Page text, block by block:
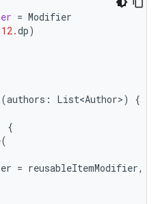
= Modifier
12.dp)
(authors : List<Author>)
{
{
(
= reusableItemModifier,